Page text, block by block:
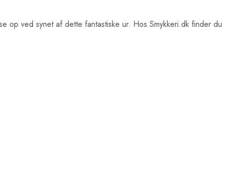
op ved synet af dette fantastiske ur. Hos Smykkeri.dk finder du